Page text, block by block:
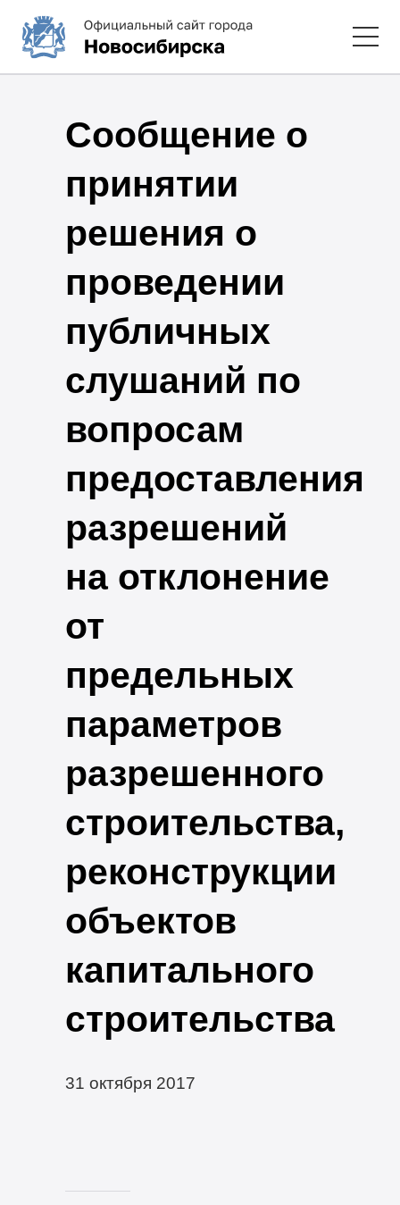
Сообщение о
принятии
решения о
проведении
публичных
слушаний по
вопросам
предоставления
разрешений
на отклонение
от
предельных
параметров
разрешенного
строительства,
реконструкции
объектов
капитального
строительства
31 октября 2017